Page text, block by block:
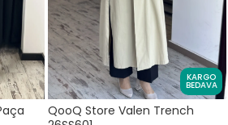
KARGO
BEDAVA
QooQ Store Valen Trench